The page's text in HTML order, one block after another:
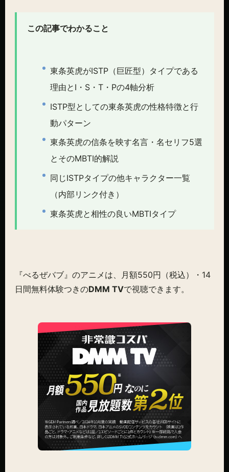
この記事でわかること
東条英虎がISTP（巨匠型）タイプである
理由とI・S・T・Pの4軸分析
ISTP型としての東条英虎の性格特徴と行
動パターン
東条英虎の信条を映す名言・名セリフ5選
とそのMBTI的解説
同じISTPタイプの他キャラクター一覧
（内部リンク付き）
東条英虎と相性の良いMBTIタイプ
『べるぜバブ』のアニメは、月額550円（税込）・14
日間無料体験つきのDMM TVで視聴できます。